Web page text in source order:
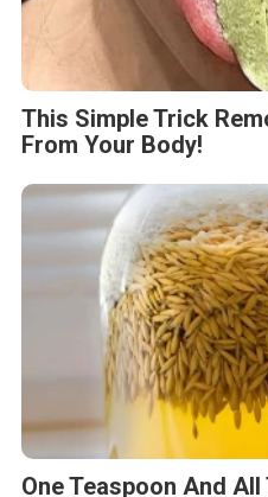
This Simple Trick
From Your Body!
One Teaspoon And